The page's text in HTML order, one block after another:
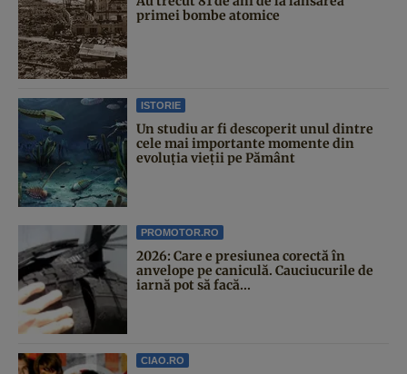
primei bombe atomice
ISTORIE
Un studiu ar fi descoperit unul dintre
cele mai importante momente din
evoluția vieții pe Pământ
PROMOTOR.RO
2026: Care e presiunea corectă în
anvelope pe caniculă. Cauciucurile de
iarnă pot să facă...
CIAO.RO